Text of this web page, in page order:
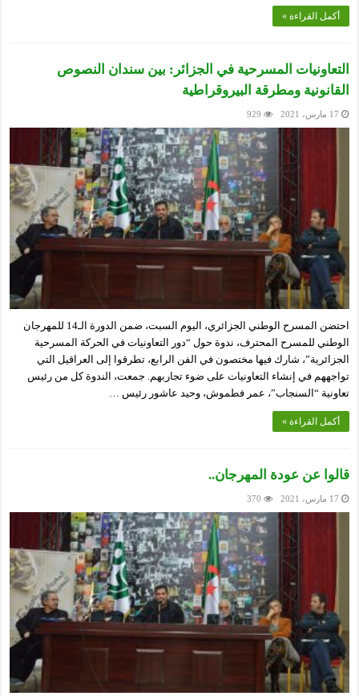
أكمل القراءة »
التعاونيات المسرحية في الجزائر: بين سندان النصوص
القانونية ومطرقة البيروقراطية
17 مارس، 2021 929
احتضن المسرح الوطني الجزائري، اليوم السبت، ضمن الدورة الـ14 للمهرجان
الوطني للمسرح المحترف، ندوة حول “دور التعاونيات في الحركة المسرحية
الجزائرية”، شارك فيها مختصون في الفن الرابع، تطرقوا إلى العراقيل التي
تواجههم في إنشاء التعاونيات على ضوء تجاربهم. جمعت، الندوة كل من رئيس
تعاونية “السنجاب”، عمر فطموش، وحيد عاشور رئيس …
أكمل القراءة »
قالوا عن عودة المهرجان..
17 مارس، 2021 370